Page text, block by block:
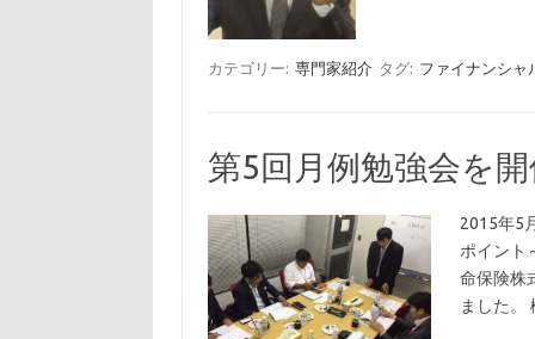
カテゴリー: 専門家紹介 タグ: ファイナンシャ
第5回月例勉強会を
2015年5
ポイント
命保険株
ました。